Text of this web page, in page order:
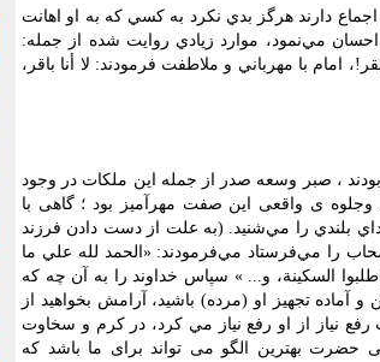
دارند هرگز بدي نكرد به كسي كه به او اهانت
مي‌نمود، موارد زيادي روايت شده از جمله:
امام با مهرباني و ملاطفت فرمودند: لا أنا باقر،
، صبر وسعه صدر از جمله این ملکات در وجود
وجلوه ی واقعی این صفت مهرآمیز بود ؛ گاهی با
بلندي را مي‌شنيد. (به علت از دست دادن فرزند
را مي‌فرستاد مي‌فرمودند: «الحمد لله علي ما
السكينة، و... » سپاس خداوند را به آن چه که
آماده تجهيز او (مرده) باشيد، آرامش بخواهيد از
نياز از او رفع نياز مي کرد، در کرم و سخاوت
بهترین الگو می تواند برای ما باشد که